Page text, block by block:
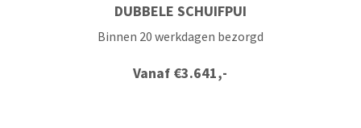
DUBBELE SCHUIFPUI
Vanaf €3.641,-
Binnen 20 werkdagen bezorgd